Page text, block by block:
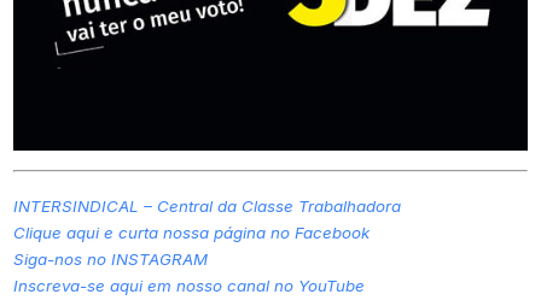
INTERSINDICAL – Central da Classe Trabalhadora
Clique aqui e curta nossa página no Facebook
Siga-nos no INSTAGRAM
Inscreva-se aqui em nosso canal no YouTube